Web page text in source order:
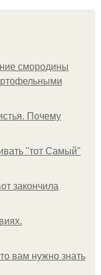
смородины
Почему
"тот Самый"
закончила
вам нужно знать